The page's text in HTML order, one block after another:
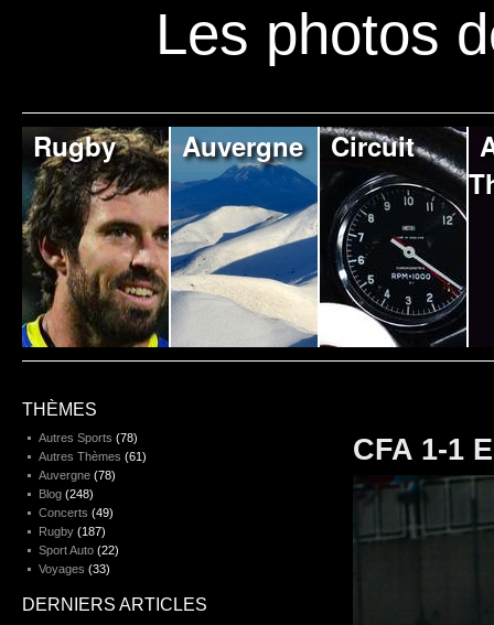
Les photos
Rugby Auvergne Circuit
CFA 1-1
THÈMES
Autres Sports (78)
Autres Thèmes (61)
Auvergne (78)
Blog (248)
Concerts (49)
Rugby (187)
Sport Auto (22)
Voyages (33)
DERNIERS ARTICLES